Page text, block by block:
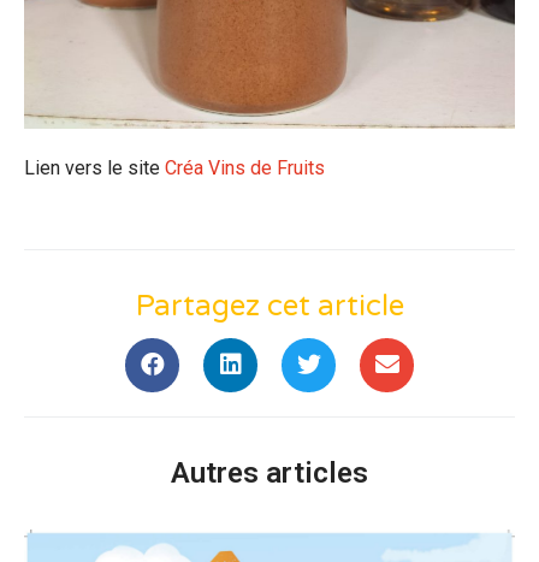
Lien vers le site Créa Vins de Fruits
Partagez cet article
Autres articles